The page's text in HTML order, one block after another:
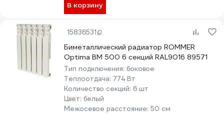
В корзину
15836531
Биметаллический радиатор ROMMER
Optima BM 500 6 секций RAL9016 89571
Тип подключения: боковое
Теплоотдача: 774 Вт
Количество секций: 6 шт
Цвет: белый
Межосевое расстояние: 50 см